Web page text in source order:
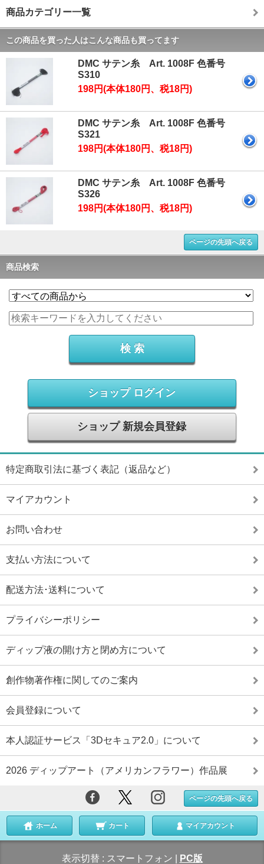
商品カテゴリー一覧
この商品を買った人はこんな商品も買ってます
DMC サテン糸 Art. 1008F 色番号
S310
198円(本体180円、税18円)
DMC サテン糸 Art. 1008F 色番号
S321
198円(本体180円、税18円)
DMC サテン糸 Art. 1008F 色番号
S326
198円(本体180円、税18円)
ページの先頭へ戻る
商品検索
ショップ ログイン
ショップ 新規会員登録
特定商取引法に基づく表記（返品など）
マイアカウント
お問い合わせ
支払い方法について
配送方法･送料について
プライバシーポリシー
ディップ液の開け方と閉め方について
創作物著作権に関してのご案内
会員登録について
本人認証サービス「3Dセキュア2.0」について
2026 ディップアート（アメリカンフラワー）作品展
ページの先頭へ戻る
ホーム カート マイアカウント
表示切替 : スマートフォン PC版